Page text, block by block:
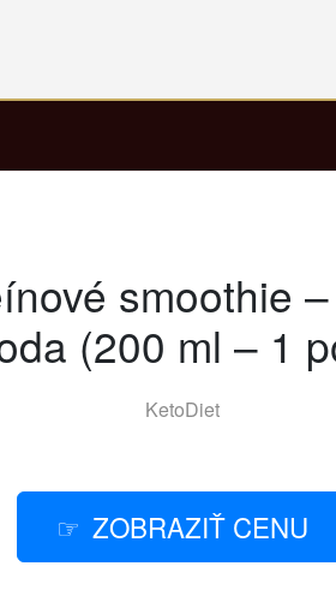
smoothie
(200 ml – 1
KetoDiet
ZOBRAZIŤ CENU